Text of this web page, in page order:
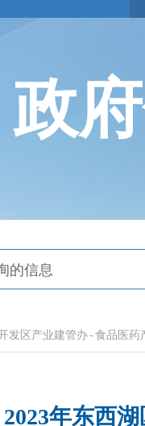
政
发区产业建管办- 食品医药
2023年东西